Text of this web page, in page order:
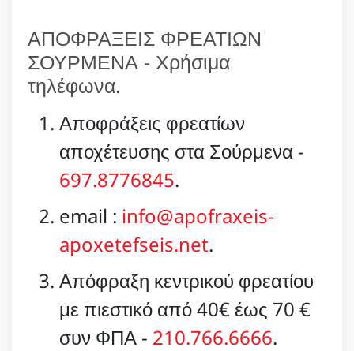
ΑΠΟΦΡΑΞΕΙΣ ΦΡΕΑΤΙΩΝ
ΣΟΥΡΜΕΝΑ - Χρήσιμα
τηλέφωνα.
Αποφράξεις φρεατίων
αποχέτευσης στα Σούρμενα -
697.8776845.
email : info@apofraxeis-
apoxetefseis.net.
Απόφραξη κεντρικού φρεατίου
με πιεστικό από 40€ έως 70 €
συν ΦΠΑ - 210.766.6666.